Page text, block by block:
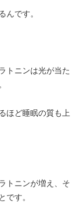
んです。
トニンは光が当た
ほど睡眠の質も上
トニンが増え、そ
です。